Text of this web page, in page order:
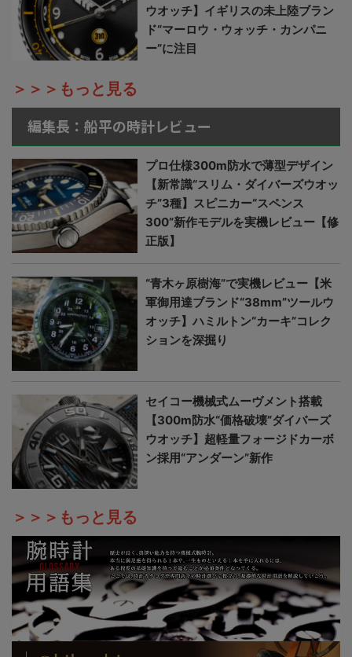
ウオッチ】イギリスの未上陸ブラン
ド“マーロウ・ウォッチ・カンパニ
ー”に注目
＞＞＞もっと見る
編集長：船平の時計レビュー
プロ仕様300m防水で薄型デザイン
【新常識“スリム・ダイバーズウオッ
チ”3種】スピニカー“スペンス
300”新作モデルを実機レビュー【修
正版】
“青木ヶ原樹海”で実機レビュー【米
軍御用達ブランド“38mm”ツールウ
オッチ】ハミルトン“カーキ”コレク
ションを深掘り
セイコー機械式ムーヴメント搭載
【300m防水“価格破壊”ダイバーズ
ウオッチ】超軽量フォージドカーボ
ン採用“アンダーン”新作
＞＞＞もっと見る